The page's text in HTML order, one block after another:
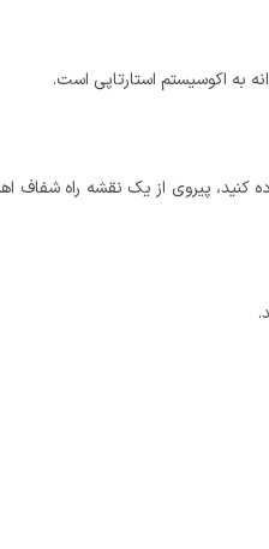
به اکوسیستم استارتاپی است.
کنید، پیروی از یک نقشه راه شفاف